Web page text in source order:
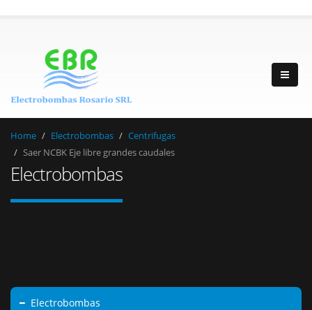
Home Electrobombas
Centrifugas
Saer NCBK Eje libre grandes caudales
Electrobombas
Electrobombas